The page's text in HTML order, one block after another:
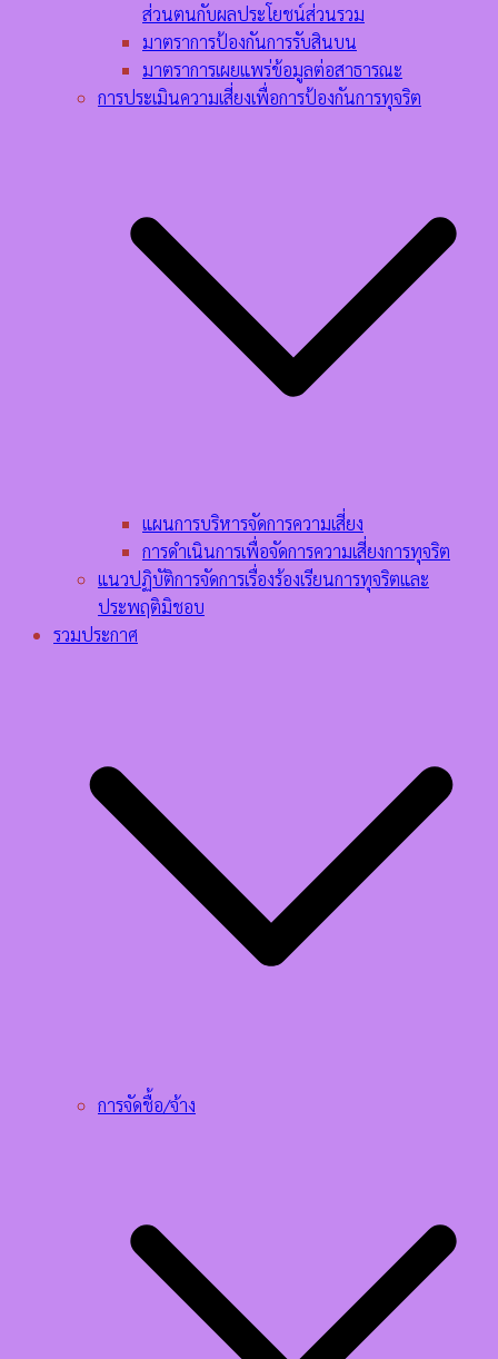
ส่วนตนกับผลประโยชน์ส่วนรวม
มาตราการป้องกันการรับสินบน
มาตราการเผยแพร่ข้อมูลต่อสาธารณะ
การประเมินความเสี่ยงเพื่อการป้องกันการทุจริต
แผนการบริหารจัดการความเสี่ยง
การดำเนินการเพื่อจัดการความเสี่ยงการทุจริต
แนวปฏิบัติการจัดการเรื่องร้องเรียนการทุจริตและ
ประพฤติมิชอบ
รวมประกาศ
การจัดชื้อ/จ้าง